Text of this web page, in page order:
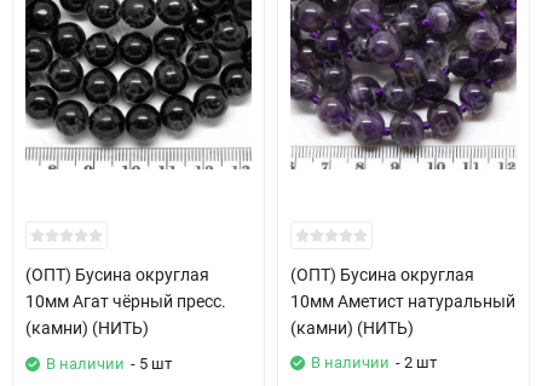
(ОПТ) Бусина округлая
10мм Агат чёрный пресс.
(камни) (НИТЬ)
В наличии - 5 шт
(ОПТ) Бусина округлая
10мм Аметист натуральный
(камни) (НИТЬ)
В наличии - 2 шт